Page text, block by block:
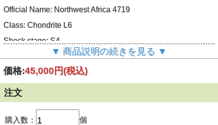
Official Name: Northwest Africa 4719
Class: Chondrite L6
Shock stage: S4
Weathering grade: W2
The Meteoritical Society Database →
標本データ
重量： 22g
▼ 商品説明の続きを見る ▼
価格:45,000円(税込)
注文
購入数： 個